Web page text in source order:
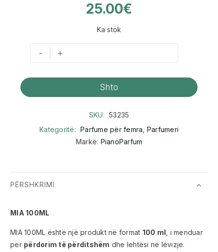
25.00€
Ka stok
- +
Shto
SKU: 53235
Kategoritë: Parfume për femra Parfumeri
Markë: PianoParfum
PËRSHKRIMI
MIA 100ML
MIA 100ML është një produkt në format 100 ml , i menduar
për përdorim të përditshëm dhe lehtësi në lëvizje.